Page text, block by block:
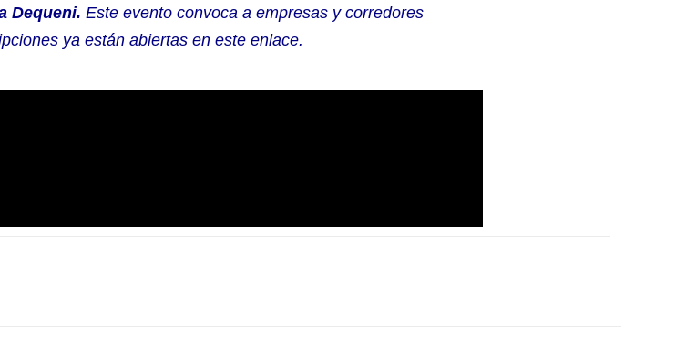
Dequeni. Este evento convoca a empresas y corredores
ya están abiertas en este enlace.